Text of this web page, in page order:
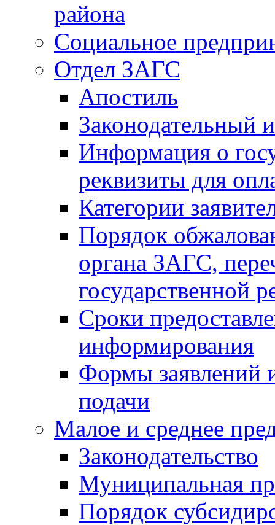
района
Социальное
Отдел ЗАГС
Апостиль
Законодательный
Информация о
реквизиты для
Категории
Порядок
органа ЗАГС,
государственной
Сроки
информирования
Формы заявлений
подачи
Малое и среднее
Законодательство
Муниципальная
Порядок